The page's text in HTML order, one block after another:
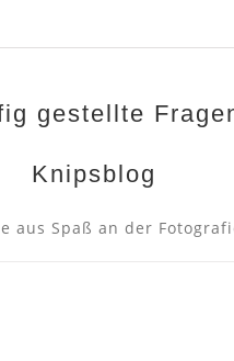
gestellte
Knipsblog
aus Spaß an der